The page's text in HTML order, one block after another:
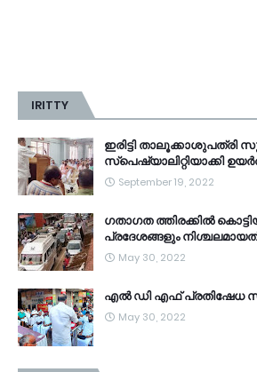
IRITTY
ഇരിട്ടി താലൂക്കാശുപത്രി
സ്‌പെഷ്യാലിറ്റിയാക്കി
September 19, 2022
ഗതാഗത ത്തിരക്കിൽ
പ്രദേശങ്ങളും
May 30, 2022
എൽ ഡി എഫ് പ്രതിഷേധ
May 30, 2022